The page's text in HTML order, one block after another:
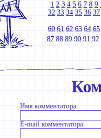
1 2 3 4 5 6 7 8 9
32 33 34 35 36 37
60 61 62 63 64 65
87 88 89 90 91 92
Имя комментатора:
E-mail комментатора: